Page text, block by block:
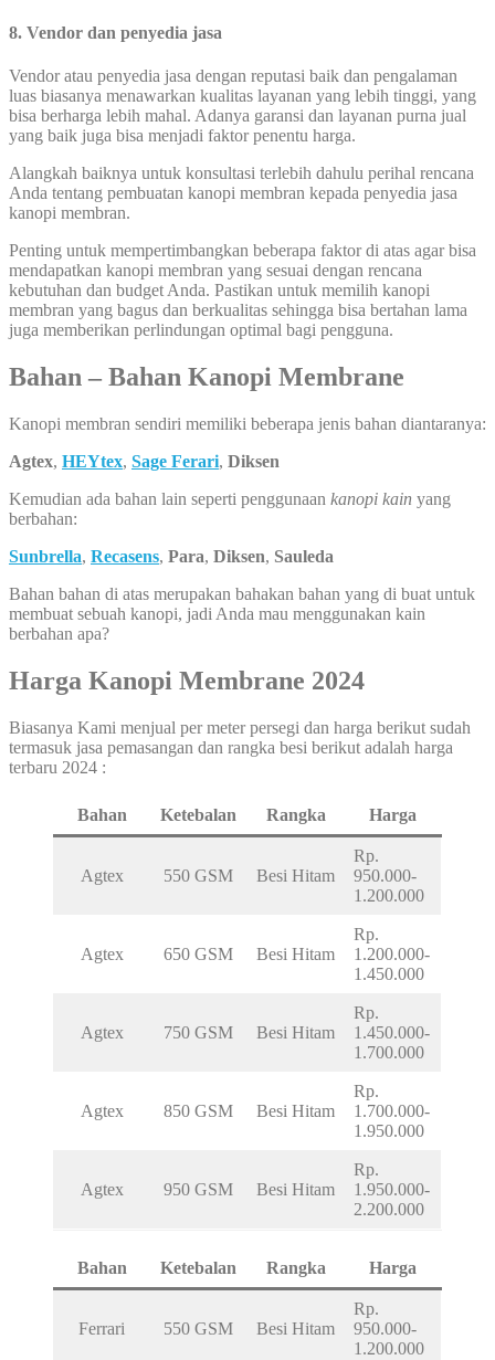
8. Vendor dan penyedia jasa
Vendor atau penyedia jasa dengan reputasi baik dan pengalaman
luas biasanya menawarkan kualitas layanan yang lebih tinggi, yang
bisa berharga lebih mahal. Adanya garansi dan layanan purna jual
yang baik juga bisa menjadi faktor penentu harga.
Alangkah baiknya untuk konsultasi terlebih dahulu perihal rencana
Anda tentang pembuatan kanopi membran kepada penyedia jasa
kanopi membran.
Penting untuk mempertimbangkan beberapa faktor di atas agar bisa
mendapatkan kanopi membran yang sesuai dengan rencana
kebutuhan dan budget Anda. Pastikan untuk memilih kanopi
membran yang bagus dan berkualitas sehingga bisa bertahan lama
juga memberikan perlindungan optimal bagi pengguna.
Bahan – Bahan Kanopi Membrane
Kanopi membran sendiri memiliki beberapa jenis bahan diantaranya:
Agtex, HEYtex, Sage Ferari, Diksen
Kemudian ada bahan lain seperti penggunaan kanopi kain yang
berbahan:
Sunbrella, Recasens, Para, Diksen, Sauleda
Bahan bahan di atas merupakan bahakan bahan yang di buat untuk
membuat sebuah kanopi, jadi Anda mau menggunakan kain
berbahan apa?
Harga Kanopi Membrane 2024
Biasanya Kami menjual per meter persegi dan harga berikut sudah
termasuk jasa pemasangan dan rangka besi berikut adalah harga
terbaru 2024 :
Bahan Ketebalan Rangka Harga
Agtex 550 GSM Besi Hitam
Rp.
950.000-
1.200.000
Agtex 650 GSM Besi Hitam
Rp.
1.200.000-
1.450.000
Agtex 750 GSM Besi Hitam
Rp.
1.450.000-
1.700.000
Agtex 850 GSM Besi Hitam
Rp.
1.700.000-
1.950.000
Agtex 950 GSM Besi Hitam
Rp.
1.950.000-
2.200.000
Bahan Ketebalan Rangka Harga
Ferrari 550 GSM Besi Hitam
Rp.
950.000-
1.200.000